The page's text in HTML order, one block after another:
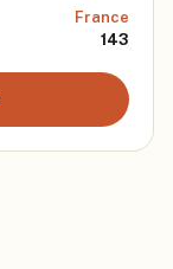
France
143